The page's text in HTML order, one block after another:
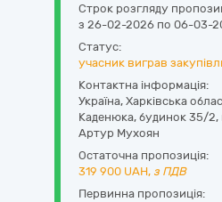
Строк розгляду
з 26-02-2026 по 06-03-
Статус:
учасник виграв
Контактна інформація:
Україна, Харківська
Каденюка, будинок 35/2,
Артур Мухоян
Остаточна пропозиція:
319 900 UAH, з ПДВ
Первинна пропозиція: